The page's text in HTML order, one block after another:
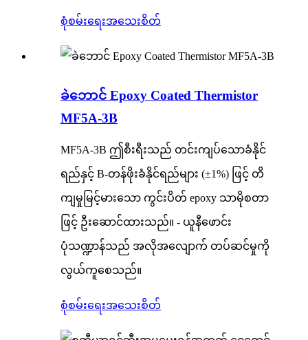
စုံစမ်းရေးအသေးစိတ်
ခဲဘောင် Epoxy Coated Thermistor
MF5A-3B
MF5A-3B ဤစီးရီးသည် တင်းကျပ်သောခံနိုင်
ရည်နှင့် B-တန်ဖိုးခံနိုင်ရည်များ (±1%) ဖြင့် တိ
ကျမှုမြင့်မားသော ကွင်းပိတ် epoxy သာမိုစတာ
ဖြင့် ဦးဆောင်ထားသည်။ - ယူနီဖောင်း
ပုံသဏ္ဍာန်သည် အလိုအလျောက် တပ်ဆင်မှုကို
လွယ်ကူစေသည်။
စုံစမ်းရေးအသေးစိတ်